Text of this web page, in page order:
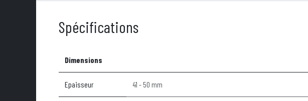
Spécifications
Dimensions
Epaisseur 41 - 50 mm